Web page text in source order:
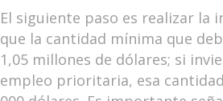
El siguiente paso es realizar la
que la cantidad mínima que
1,05 millones de dólares; si
empleo prioritaria, esa